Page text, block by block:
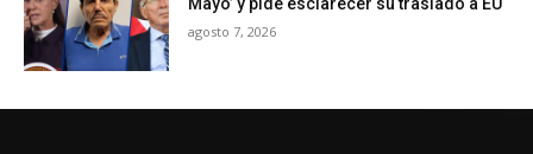
agosto 7, 2026